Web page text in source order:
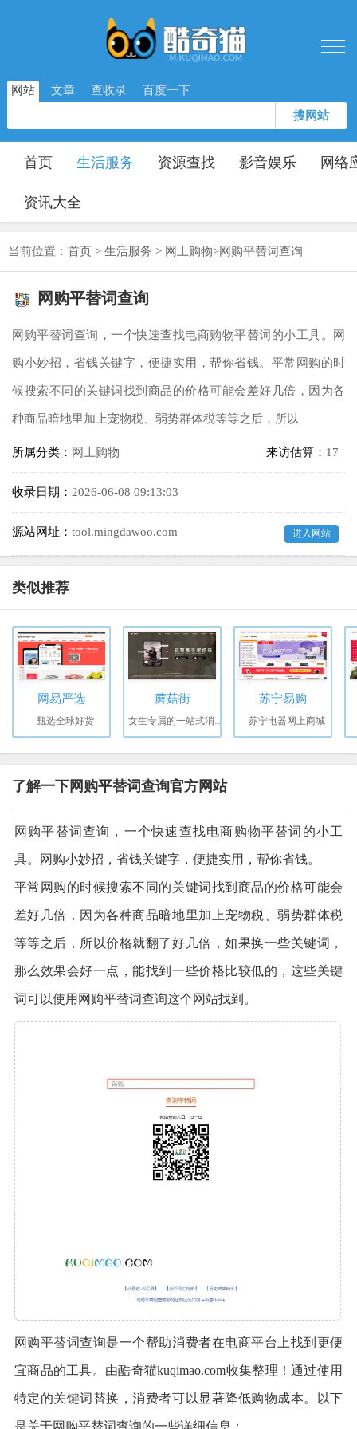
网站 文章 查收录 百度一下
搜网站
首页 生活服务 资源查找 影音娱乐 网络
资讯大全
当前位置： 首页 > 生活服务 > 网上购物>网购平替词查询
网购平替词查询
网购平替词查询，一个快速查找电商购物平替词的小工具。网
购小妙招，省钱关键字，便捷实用，帮你省钱。平常网购的时
候搜索不同的关键词找到商品的价格可能会差好几倍，因为各
种商品暗地里加上宠物税、弱势群体税等等之后，所以
所属分类： 网上购物 来访估算： 17
收录日期： 2026-06-08 09:13:03
源站网址： tool.mingdawoo.com 进入网站
类似推荐
网易严选
甄选全球好货
蘑菇街 苏宁易购
苏宁电器网上商城
了解一下网购平替词查询官方网站
网购平替词查询，一个快速查找电商购物平替词的小工
具。网购小妙招，省钱关键字，便捷实用，帮你省钱。
平常网购的时候搜索不同的关键词找到商品的价格可能会
差好几倍，因为各种商品暗地里加上宠物税、弱势群体税
等等之后，所以价格就翻了好几倍，如果换一些关键词，
那么效果会好一点，能找到一些价格比较低的，这些关键
词可以使用网购平替词查询这个网站找到。
网购平替词查询是一个帮助消费者在电商平台上找到更便
宜商品的工具。由酷奇猫kuqimao.com收集整理！通过使用
特定的关键词替换，消费者可以显著降低购物成本。以下
是关于网购平替词查询的一些详细信息：